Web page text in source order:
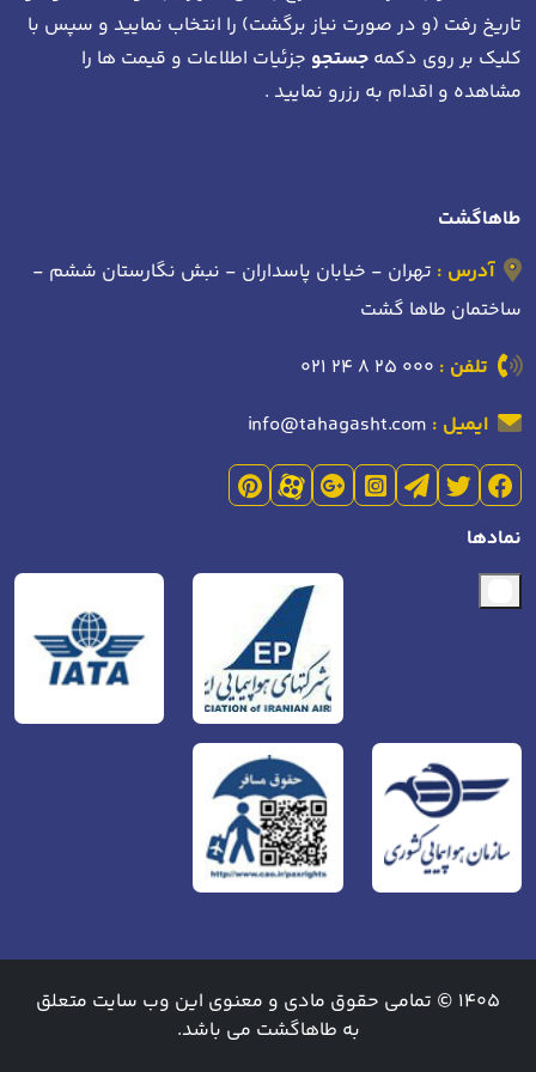
تاریخ رفت (و در صورت نیاز برگشت) را انتخاب نمایید و سپس با
کلیک بر روی دکمه جستجو جزئیات اطلاعات و قیمت ها را
مشاهده و اقدام به رزرو نمایید .
طاهاگشت
آدرس : تهران - خیابان پاسداران - نبش نگارستان ششم -
ساختمان طاها گشت
تلفن : 021 24 8 25 000
ایمیل : info@tahagasht.com
نمادها
1405 © تمامی حقوق مادی و معنوی این وب سایت متعلق
به طاهاگشت می باشد.